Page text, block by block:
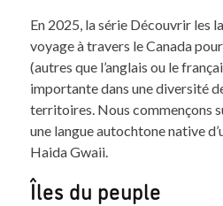
En 2025, la série Découvrir les
voyage à travers le Canada
(autres que l’anglais ou le
importante dans une diversité
territoires. Nous commençons
une langue autochtone native
Haida Gwaii.
Îles du peuple